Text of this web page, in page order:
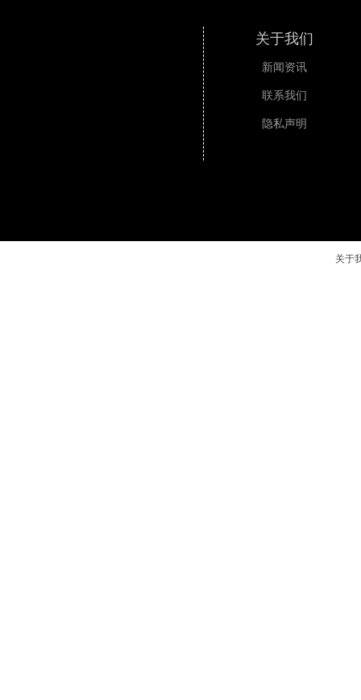
关于我们
新闻资讯
联系我们
隐私声明
关于